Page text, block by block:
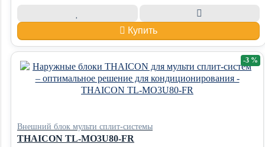
Купить
Внешний блок мульти сплит-системы
THAICON TL-MO3U80-FR
-3 %